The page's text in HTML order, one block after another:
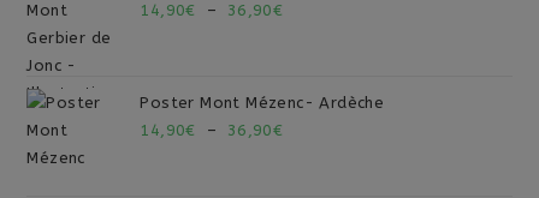
14,90€ – 36,90€
Poster Mont Mézenc- Ardèche
14,90€ – 36,90€